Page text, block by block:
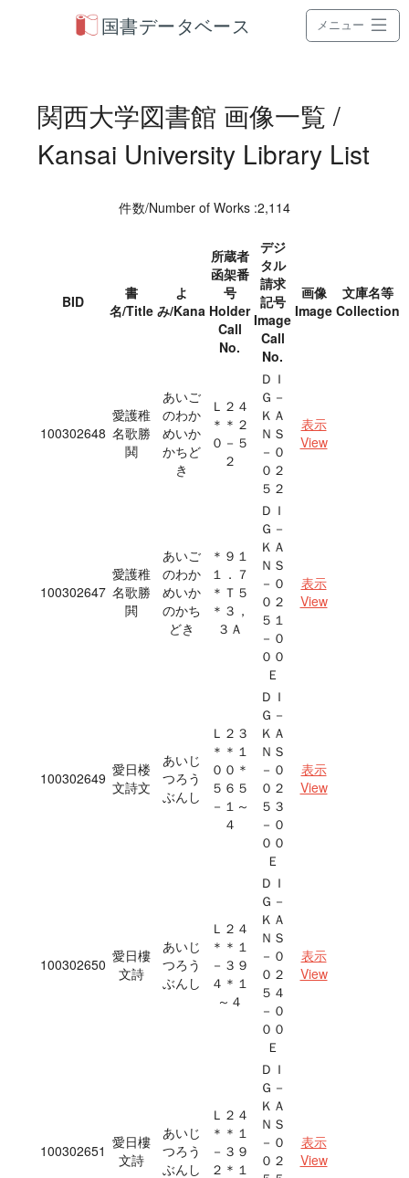
国書データベース メニュー
関西大学図書館 画像一覧 /
Kansai University Library List
件数/Number of Works :2,114
BID
書
名/Title
よ
み/Kana
所蔵者
函架番
号
Holder
Call
No.
デジ
タル
請求
記号
Image
Call
No.
画像
Image
文庫名等
Collection
100302648
愛護稚
名歌勝
鬨
あいご
のわか
めいか
かちど
き
Ｌ２４
＊＊２
０－５
２
ＤＩ
Ｇ－
ＫＡ
ＮＳ
－０
０２
５２
表示
View
100302647
愛護稚
名歌勝
閧
あいご
のわか
めいか
のかち
どき
＊９１
１．７
＊Ｔ５
＊３，
３Ａ
ＤＩ
Ｇ－
ＫＡ
ＮＳ
－０
０２
５１
－０
００
Ｅ
表示
View
100302649 愛日楼
文詩文
あいじ
つろう
ぶんし
Ｌ２３
＊＊１
００＊
５６５
－１～
４
ＤＩ
Ｇ－
ＫＡ
ＮＳ
－０
０２
５３
－０
００
Ｅ
表示
View
100302650 愛日樓
文詩
あいじ
つろう
ぶんし
Ｌ２４
＊＊１
－３９
４＊１
～４
ＤＩ
Ｇ－
ＫＡ
ＮＳ
－０
０２
５４
－０
００
Ｅ
表示
View
100302651 愛日樓
文詩
あいじ
つろう
ぶんし
Ｌ２４
＊＊１
－３９
２＊１
ＤＩ
Ｇ－
ＫＡ
ＮＳ
－０
０２
表示
View